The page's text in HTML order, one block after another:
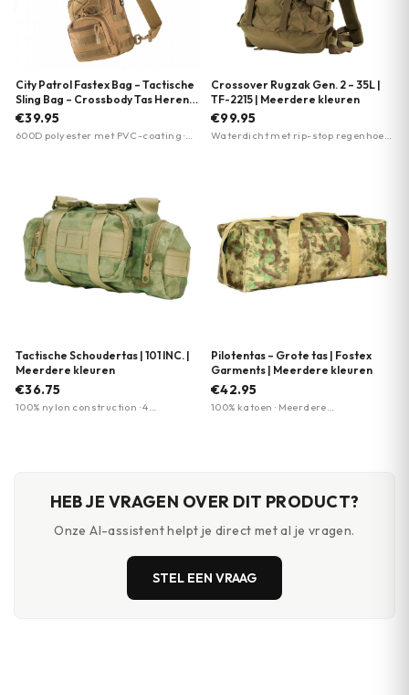
City Patrol Fastex Bag – Tactische
Sling Bag – Crossbody Tas Heren |
M-Tac | Meerdere kleuren
€39.95
600D polyester met PVC-coating ·
Crossover Rugzak Gen. 2 – 35L |
TF-2215 | Meerdere kleuren
€99.95
Waterdicht met rip-stop regenhoes ·
Tactische Schoudertas | 101 INC. |
Meerdere kleuren
€36.75
100% nylon construction · 4
Pilotentas – Grote tas | Fostex
Garments | Meerdere kleuren
€42.95
100% katoen · Meerdere
HEB JE VRAGEN OVER DIT PRODUCT?
Onze AI-assistent helpt je direct met al je vragen.
STEL EEN VRAAG